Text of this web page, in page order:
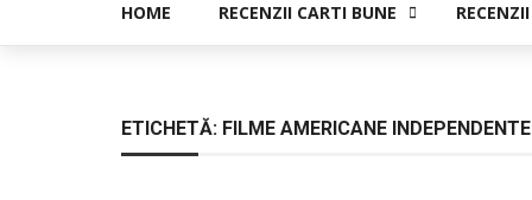
HOME RECENZII CARTI BUNE
ETICHETĂ: FILME AMERICANE INDEPENDENTE